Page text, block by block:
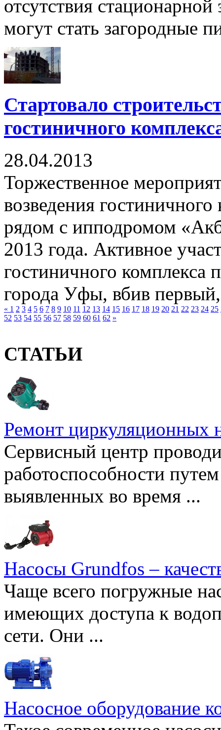
отсутствия
могут стать загородные
Стартовало
гостиничного
28.04.2013
Торжественное
возведения
рядом с ипподромом
2013 года. Активное
гостиничного
города Уфы, вбив
« 1 2 3 4 5 6 7 8 9 10 11 12 13 14 15 16 17 18 19 20 21 22 23 24 25
52 53 54 55 56 57 58 59 60 61 62 »
СТАТЬИ
Ремонт циркуляционных
Сервисный центр
работоспособности
выявленных во время ...
Насосы Grundfos –
Чаще всего погружные
имеющих доступа к
сети. Они ...
Насосное оборудование